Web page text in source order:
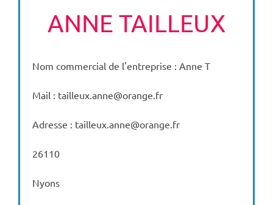
ANNE TAILLEUX
Nom commercial de l'entreprise : Anne T
Mail : tailleux.anne@orange.fr
Adresse : tailleux.anne@orange.fr
26110
Nyons